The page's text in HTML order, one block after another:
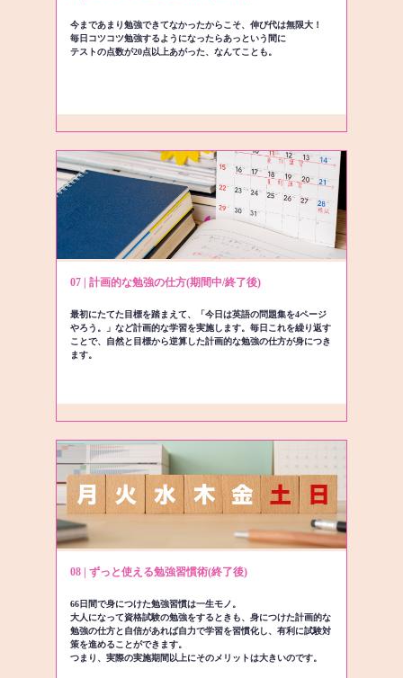
今まであまり勉強できてなかったからこそ、伸び代は無限大！
毎日コツコツ勉強するようになったらあっという間に
テストの点数が20点以上あがった、なんてことも。
07 | 計画的な勉強の仕方(期間中/終了後)
最初にたてた目標を踏まえて、「今日は英語の問題集を4ページ
やろう。」など計画的な学習を実施します。毎日これを繰り返す
ことで、自然と目標から逆算した計画的な勉強の仕方が身につき
ます。
08 | ずっと使える勉強習慣術(終了後)
66日間で身につけた勉強習慣は一生モノ。
大人になって資格試験の勉強をするときも、身につけた計画的な
勉強の仕方と自信があれば自力で学習を習慣化し、有利に試験対
策を進めることができます。
つまり、実際の実施期間以上にそのメリットは大きいのです。